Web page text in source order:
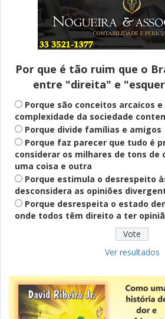
Entenda
Pix Pensão
e como solicitar
Saúde Mental
Plataforma oferece
mental para jovens
Definido
PT lança Patrus
ao governo de
Fies: pré-
para complementar
Novidade
CNPJ alfanumérico
Por que é tão ruim que o
entre "direita" e
Porque são conceitos arcaicos
complexidade da sociedade
Porque divide famílias e amigos
Porque faz parecer que tudo é
considerar os milhares de tons de
uma coisa e outra
Porque estimula o desrespeito
desconsidera as opiniões
Porque desrespeita o estado
onde todos têm direito a ter
Ver resultados